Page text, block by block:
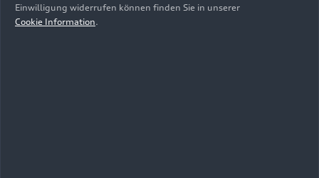
Einwilligung widerrufen können finden Sie in unserer
Cookie Information.